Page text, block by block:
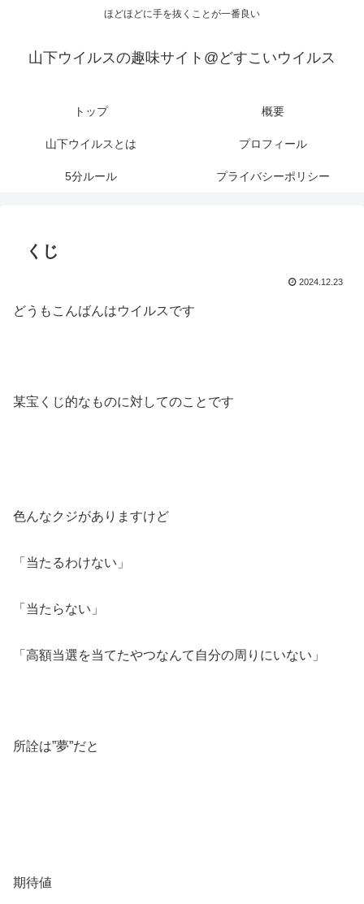
ほどほどに手を抜くことが一番良い
山下ウイルスの趣味サイト@どすこいウイルス
トップ 概要
山下ウイルスとは プロフィール
5分ルール プライバシーポリシー
くじ
2024.12.23
どうもこんばんはウイルスです
某宝くじ的なものに対してのことです
色んなクジがありますけど
「当たるわけない」
「当たらない」
「高額当選を当てたやつなんて自分の周りにいない」
所詮は”夢”だと
期待値